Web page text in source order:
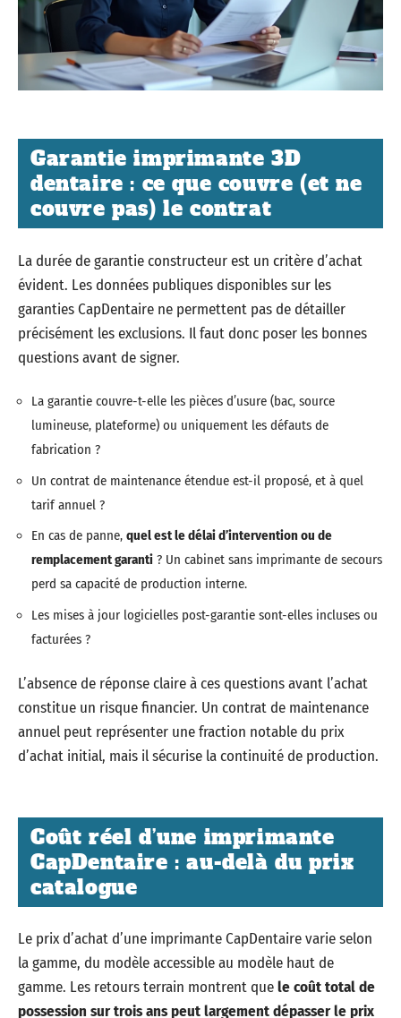
Garantie imprimante 3D
dentaire : ce que couvre (et ne
couvre pas) le contrat
La durée de garantie constructeur est un critère d’achat
évident. Les données publiques disponibles sur les
garanties CapDentaire ne permettent pas de détailler
précisément les exclusions. Il faut donc poser les bonnes
questions avant de signer.
La garantie couvre-t-elle les pièces d’usure (bac, source
lumineuse, plateforme) ou uniquement les défauts de
fabrication ?
Un contrat de maintenance étendue est-il proposé, et à quel
tarif annuel ?
En cas de panne, quel est le délai d’intervention ou de
remplacement garanti ? Un cabinet sans imprimante de secours
perd sa capacité de production interne.
Les mises à jour logicielles post-garantie sont-elles incluses ou
facturées ?
L’absence de réponse claire à ces questions avant l’achat
constitue un risque financier. Un contrat de maintenance
annuel peut représenter une fraction notable du prix
d’achat initial, mais il sécurise la continuité de production.
Coût réel d’une imprimante
CapDentaire : au-delà du prix
catalogue
Le prix d’achat d’une imprimante CapDentaire varie selon
la gamme, du modèle accessible au modèle haut de
gamme. Les retours terrain montrent quele coût total de
possession sur trois ans peut largement dépasser le prix